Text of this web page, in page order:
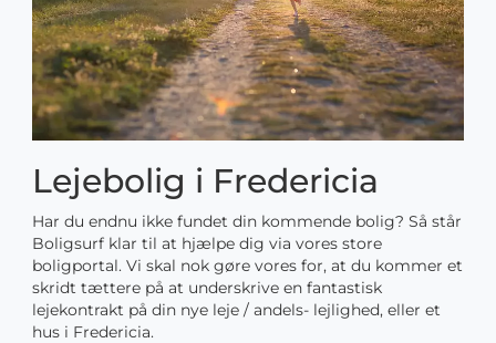
Lejebolig i Fredericia
Har du endnu ikke fundet din kommende bolig? Så står
Boligsurf klar til at hjælpe dig via vores store
boligportal. Vi skal nok gøre vores for, at du kommer et
skridt tættere på at underskrive en fantastisk
lejekontrakt på din nye leje / andels- lejlighed, eller et
hus i Fredericia.